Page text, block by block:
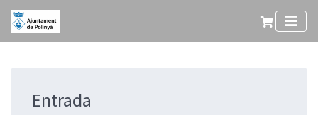
Entrada